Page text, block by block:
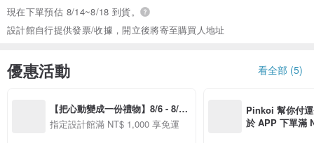
現在下單預估 8/14~8/18 到貨。
設計館自行提供發票/收據，開立後將寄至購買人地址
優惠活動 看全部 (5)
【把心動變成一份禮物】8/6 - 8/20
精選品牌全館滿 NT$1,000 免運
指定設計館滿 NT$ 1,000 享免運
Pinkoi 幫你付
於 APP 下單滿